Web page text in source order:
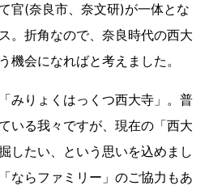
官(奈良市、奈文研)が一体とな
。折角なので、奈良時代の西大
機会になればと考えました。
みりょくはっくつ西大寺」。普
いる我々ですが、現在の「西大
したい、という思いを込めまし
ならファミリー」のご協力もあ